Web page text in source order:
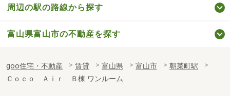
周辺の駅の路線から探す
富山県富山市の不動産を探す
goo住宅・不動産 賃貸 富山県 富山市
朝菜町駅
Ｃｏｃｏ Ａｉｒ Ｂ棟 ワンルーム